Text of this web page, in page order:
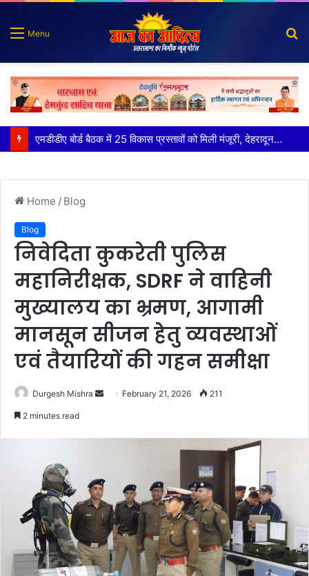
Menu
कृष्णा हाउसकीपिंग के मालिक दीपक जायसवाल विनोद नौटियाल आदि पर मुकदमा दर्ज
Home / Blog
Blog
निवेदिता कुकरेती पुलिस
महानिरीक्षक, SDRF ने वाहिनी
मुख्यालय का भ्रमण, आगामी
मानसून सीजन हेतु व्यवस्थाओं
एवं तैयारियों की गहन समीक्षा
Durgesh Mishra
Send February 21, 2026 211
2 minutes read